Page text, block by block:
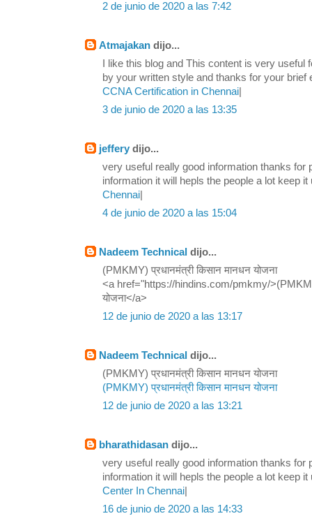
2 de junio de 2020 a las 7:42
Atmajakan dijo...
I like this blog and This content is very
by your written style and thanks for your brief
CCNA Certification in Chennai
3 de junio de 2020 a las 13:35
jeffery dijo...
very useful really good information thanks for
information it will hepls the people a lot keep it
Chennai
4 de junio de 2020 a las 15:04
Nadeem Technical dijo...
(PMKMY) प्रधानमंत्री किसान मानधन योजना
<a href="https://hindins.com/pmkmy/
योजना</a>
12 de junio de 2020 a las 13:17
Nadeem Technical dijo...
(PMKMY) प्रधानमंत्री किसान मानधन योजना
(PMKMY) प्रधानमंत्री किसान मानधन योजना
12 de junio de 2020 a las 13:21
bharathidasan dijo...
very useful really good information thanks for
information it will hepls the people a lot keep it
Center In Chennai
16 de junio de 2020 a las 14:33